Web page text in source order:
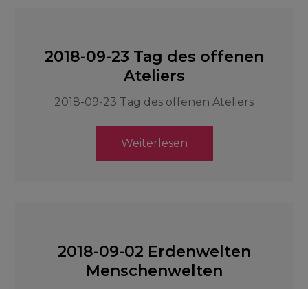
2018-09-23 Tag des offenen
Ateliers
2018-09-23 Tag des offenen Ateliers
Weiterlesen
2018-09-02 Erdenwelten
Menschenwelten